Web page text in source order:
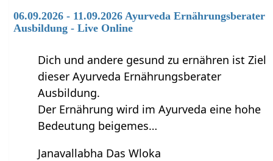
06.09.2026 - 11.09.2026 Ayurveda Ernährungsberater
Ausbildung - Live Online
Dich und andere gesund zu ernähren ist Ziel
dieser Ayurveda Ernährungsberater
Ausbildung.
Der Ernährung wird im Ayurveda eine hohe
Bedeutung beigemes…
Janavallabha Das Wloka